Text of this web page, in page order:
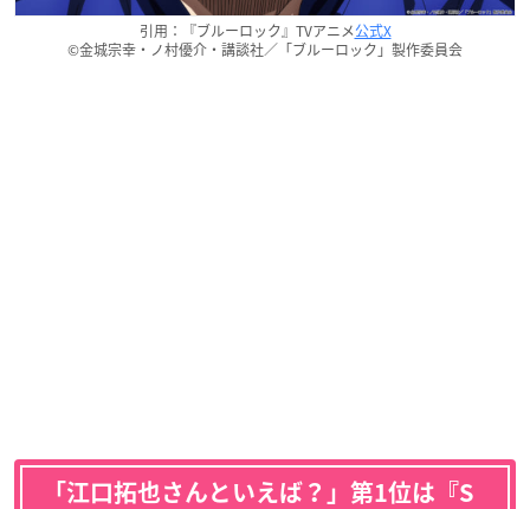
引用：『ブルーロック』TVアニメ公式X
©金城宗幸・ノ村優介・講談社／「ブルーロック」製作委員会
「江口拓也さんといえば？」第1位は『S